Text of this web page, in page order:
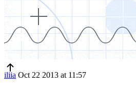
iliia Oct 22 2013 at 11:57